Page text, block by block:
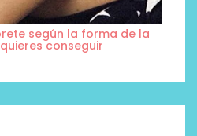
según la forma de la
conseguir